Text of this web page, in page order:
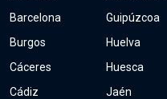
Barcelona
Burgos
Cáceres
Cádiz
Guipúzcoa
Huelva
Huesca
Jaén